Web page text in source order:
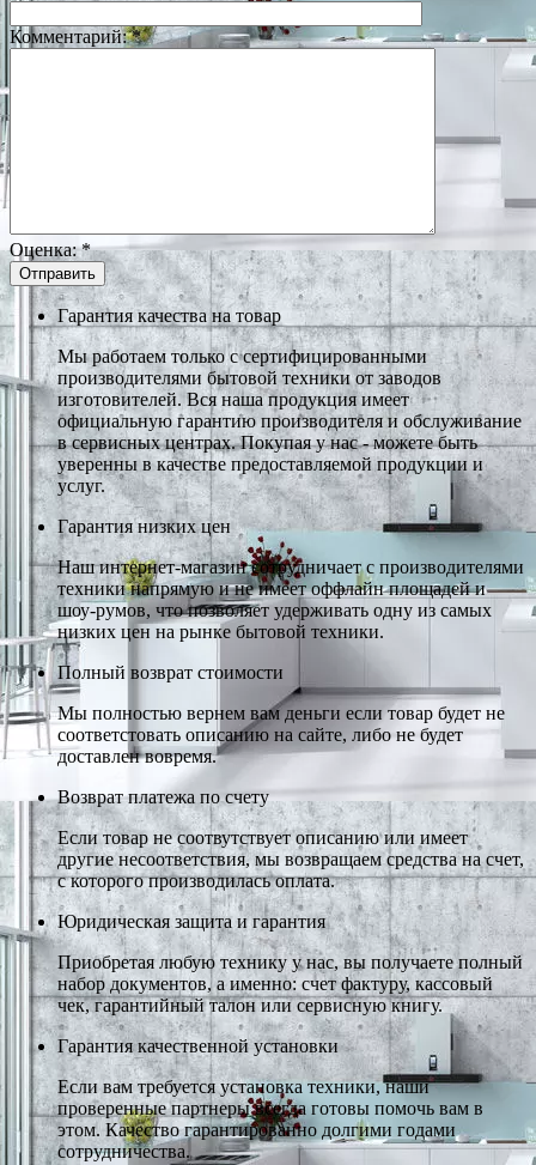
Комментарий:*
Оценка:*
Гарантия качества на товар
Мы работаем только с сертифицированными
производителями бытовой техники от заводов
изготовителей. Вся наша продукция имеет
официальную гарантию производителя и обслуживание
в сервисных центрах. Покупая у нас - можете быть
уверенны в качестве предоставляемой продукции и
услуг.
Гарантия низких цен
Наш интернет-магазин сотрудничает с производителями
техники напрямую и не имеет оффлайн площадей и
шоу-румов, что позволяет удерживать одну из самых
низких цен на рынке бытовой техники.
Полный возврат стоимости
Мы полностью вернем вам деньги если товар будет не
соответстовать описанию на сайте, либо не будет
доставлен вовремя.
Возврат платежа по счету
Если товар не соотвутствует описанию или имеет
другие несоответствия, мы возвращаем средства на счет,
с которого производилась оплата.
Юридическая защита и гарантия
Приобретая любую технику у нас, вы получаете полный
набор документов, а именно: счет фактуру, кассовый
чек, гарантийный талон или сервисную книгу.
Гарантия качественной установки
Если вам требуется установка техники, наши
проверенные партнеры всегда готовы помочь вам в
этом. Качество гарантированно долгими годами
сотрудничества.